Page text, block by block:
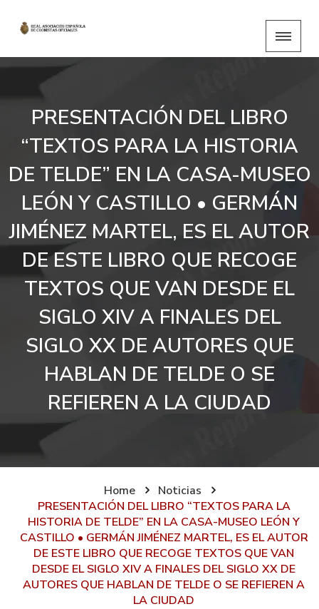
PRESENTACIÓN DEL LIBRO
“TEXTOS PARA LA HISTORIA
DE TELDE” EN LA CASA-MUSEO
LEÓN Y CASTILLO • GERMÁN
JIMÉNEZ MARTEL, ES EL AUTOR
DE ESTE LIBRO QUE RECOGE
TEXTOS QUE VAN DESDE EL
SIGLO XIV A FINALES DEL
SIGLO XX DE AUTORES QUE
HABLAN DE TELDE O SE
REFIEREN A LA CIUDAD
Home
Noticias
PRESENTACIÓN DEL LIBRO “TEXTOS PARA LA
HISTORIA DE TELDE” EN LA CASA-MUSEO LEÓN Y
CASTILLO • GERMÁN JIMÉNEZ MARTEL, ES EL AUTOR
DE ESTE LIBRO QUE RECOGE TEXTOS QUE VAN
DESDE EL SIGLO XIV A FINALES DEL SIGLO XX DE
AUTORES QUE HABLAN DE TELDE O SE REFIEREN A
LA CIUDAD